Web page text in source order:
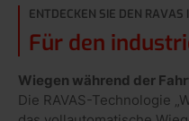
ENTDECKEN SIE DEN RAVAS
Für den
Wiegen während der
Die RAVAS-Technologie